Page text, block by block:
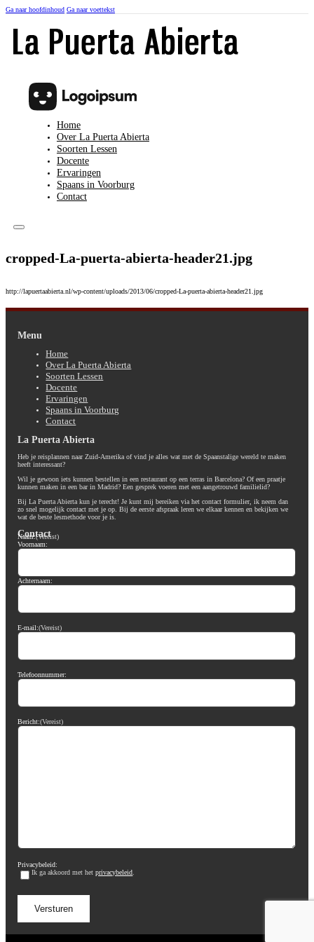
Ga naar hoofdinhoud Ga naar voettekst
Home
Over La Puerta Abierta
Soorten Lessen
Docente
Ervaringen
Spaans in Voorburg
Contact
cropped-La-puerta-abierta-header21.jpg
http://lapuertaabierta.nl/wp-content/uploads/2013/06/cropped-La-puerta-abierta-header21.jpg
Menu
Home
Over La Puerta Abierta
Soorten Lessen
Docente
Ervaringen
Spaans in Voorburg
Contact
La Puerta Abierta
Heb je reisplannen naar Zuid-Amerika of vind je alles wat met de Spaanstalige wereld te maken
heeft interessant?
Wil je gewoon iets kunnen bestellen in een restaurant op een terras in Barcelona? Of een praatje
kunnen maken in een bar in Madrid? Een gesprek voeren met een aangetrouwd familielid?
Bij La Puerta Abierta kun je terecht! Je kunt mij bereiken via het contact formulier, ik neem dan
zo snel mogelijk contact met je op. Bij de eerste afspraak leren we elkaar kennen en bekijken we
wat de beste lesmethode voor je is.
Contact
Naam:(Vereist)
Voornaam:
Achternaam:
E-mail:(Vereist)
Telefoonnummer:
Bericht:(Vereist)
Privacybeleid:
Ik ga akkoord met hetprivacybeleid